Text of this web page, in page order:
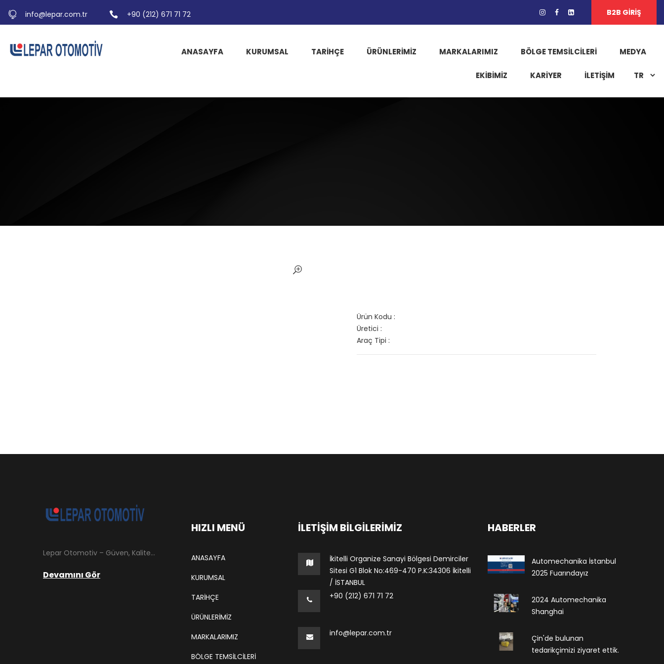
info@lepar.com.tr +90 (212) 671 71 72 B2B GİRİŞ
ANASAYFA KURUMSAL TARIHÇE ÜRÜNLERİMİZ MARKALARIMIZ BÖLGE TEMSILCILERI MEDYA
EKIBIMIZ KARIYER İLETİŞİM
Ürün Kodu :
Üretici :
Araç Tipi :
Lepar Otomotiv – Güven, Kalite ve İstikrarın Adresi Lepar Otomotiv, Türkiye’nin otomotiv yedek parça sektöründe köklü bir geçmişe sahip, yenilikçi ve öncü firmalarından biridir. 1966 yılında Hüsnü Leblebici tarafından Tokat’ta mütevazı bir girişim olarak kurulan firmamız, ilk etapta Ford kamyonları, Ford Otosan minibüsleri ve Anadol marka araçların ünite ve yedek parçalarının satışını gerçekleştirerek sektöre adım atmıştır.
Devamını Gör
HIZLI MENÜ
ANASAYFA
KURUMSAL
TARIHÇE
ÜRÜNLERİMİZ
MARKALARIMIZ
BÖLGE TEMSILCILERI
İLETIŞIM BILGILERIMIZ
İkitelli Organize Sanayi Bölgesi Demirciler
Sitesi G1 Blok No:469-470 P.K:34306 İkitelli
/ İSTANBUL
+90 (212) 671 71 72
info@lepar.com.tr
HABERLER
Automechanika İstanbul
2025 Fuarındayız
2024 Automechanika
Shanghai
Çin'de bulunan
tedarikçimizi ziyaret ettik.